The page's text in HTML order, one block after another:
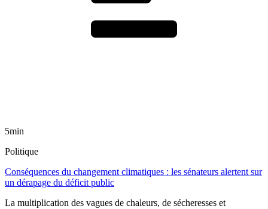
5min
Politique
Conséquences du changement climatiques : les sénateurs alertent sur
un dérapage du déficit public
La multiplication des vagues de chaleurs, de sécheresses et